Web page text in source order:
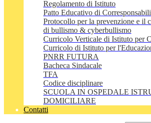
Regolamento di Istituto
Patto Educativo di
Protocollo per la prevenzione e il
di bullismo & cyberbullismo
Curricolo Verticale di Istituto per
Curricolo di Istituto per
PNRR FUTURA
Bacheca Sindacale
TFA
Codice disciplinare
SCUOLA IN OSPEDALE
DOMICILIARE
Contatti